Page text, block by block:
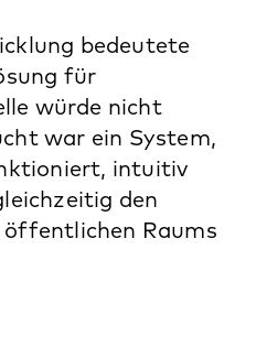
bedeutete
für
würde nicht
war ein System,
intuitiv
den
öffentlichen Raums